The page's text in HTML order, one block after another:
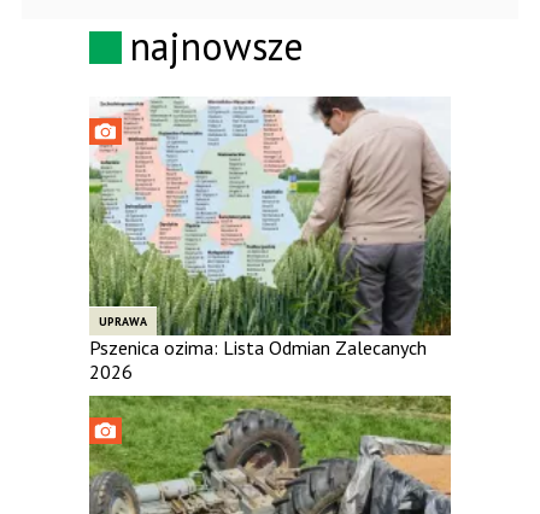
najnowsze
UPRAWA
Pszenica ozima: Lista Odmian Zalecanych
2026